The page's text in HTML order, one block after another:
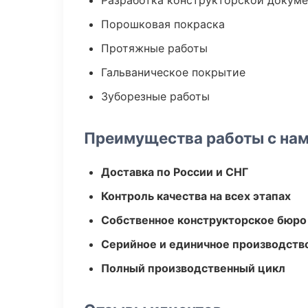
Порошковая покраска
Протяжные работы
Гальваническое покрытие
Зуборезные работы
Преимущества работы с
Доставка по России и СНГ
Контроль качества на всех этапах
Собственное конструкторское бюро
Серийное и единичное
Полный производственный цикл